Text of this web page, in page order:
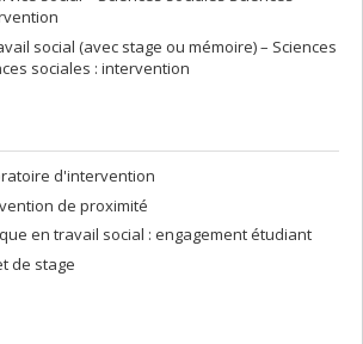
social (avec stage ou mémoire) – Sciences
sociales : intervention
d'intervention
de proximité
en travail social : engagement étudiant
de stage